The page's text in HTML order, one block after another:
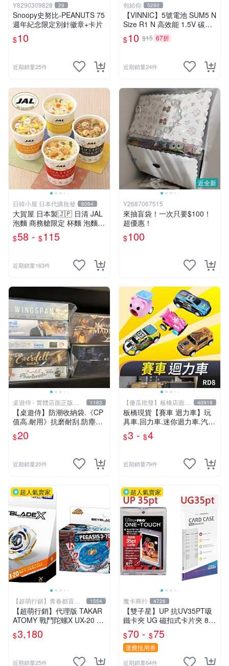
Y8290309828 29
Snoopy史努比-PEANUTS 75
週年紀念限定別針徽章+卡片
$10
近期銷量25件
包給你 5280
【VINNIC】5號電池 SUM5 N
Size R1 N 高效能 1.5V 碳鋅
電池 鋅錳
$10 $15 67折
近期銷量24件
日韓小屋 日本代購批發 6064
大賀屋 日本製🇯🇵 日清 JAL
泡麵 商務艙限定 杯麵 泡麵
海鮮什錦 和風醬油拉麵 日航
正版 J00051341
$58 - $115
近期銷量163件
近全新
Y2687067515
來抽盲袋！一次只要$100！
超優惠！
$100
桌遊侍 - 實體店面正版專
賣
1183
【桌遊侍】防潮收納袋.《CP
值高.耐用》抗磨耐刮.防塵實
用.保護桌遊.桌遊周邊.牌套
外的新選擇.大量優惠.桌遊收
$20
近期銷量20件
【傻瓜批發】板橋店面-
平板電腦
40919
板橋現貨【賽車 迴力車】玩
具車.回力車.迷你迴力車.汽車
玩具.可愛玩具.兒童禮物.回力
車玩具【傻瓜批發】RD8
$3 - $4
近期銷量79件
超人氣賣家
【超萌行銷】青春都貢獻
給玩具了
1554
【超萌行銷】代理版 TAKAR
ATOMY 戰鬥陀螺X UX-20 榮
耀女武神 LF & BX-00 暴風天
馬3-70RA 附發射器 兩款合售
$3,180
近期銷量25件
超人氣賣家
魔卡商行 4726
【雙子星】UP 抗UV35PT吸
鐵卡夾 UG 磁扣式卡片夾 81
575-UV 適用 球員卡 卡磚 摩
天巔峰 蒼空烈流
$70 - $75
運費抵用券
近期銷量64件